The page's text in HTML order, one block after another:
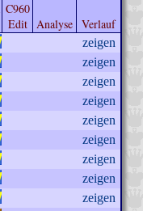
C960
Edit
Analyse Verlauf
zeigen
zeigen
zeigen
zeigen
zeigen
zeigen
zeigen
zeigen
zeigen